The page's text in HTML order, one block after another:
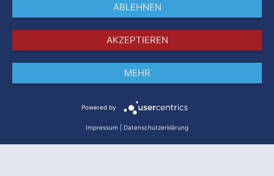
Datenschutz
ABLEHNEN
AKZEPTIEREN
MEHR
Powered by
Impressum Datenschutzerklärung